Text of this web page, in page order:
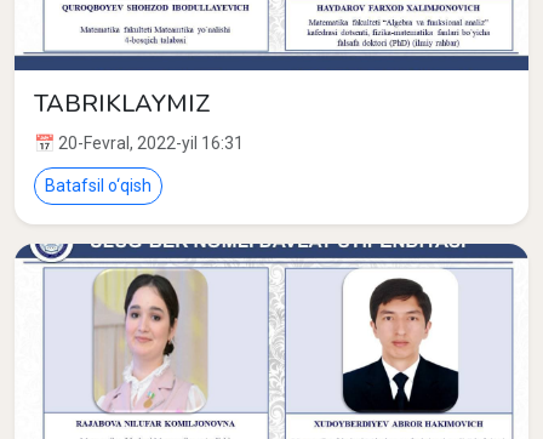
TABRIKLAYMIZ
📅 20-Fevral, 2022-yil 16:31
Batafsil o‘qish